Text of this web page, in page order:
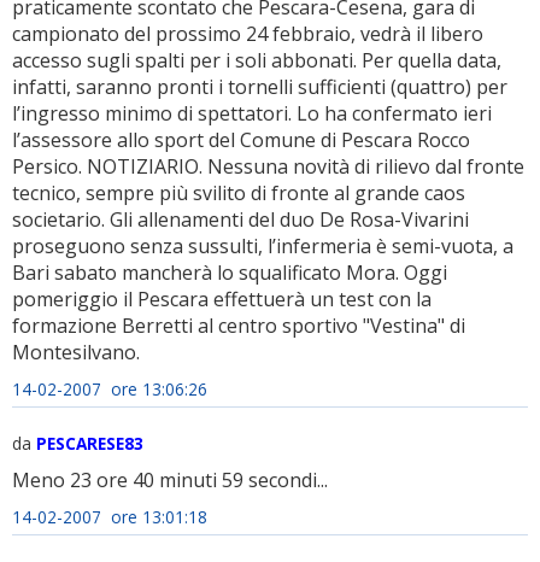
praticamente scontato che Pescara-Cesena, gara di
campionato del prossimo 24 febbraio, vedrà il libero
accesso sugli spalti per i soli abbonati. Per quella data,
infatti, saranno pronti i tornelli sufficienti (quattro) per
l’ingresso minimo di spettatori. Lo ha confermato ieri
l’assessore allo sport del Comune di Pescara Rocco
Persico. NOTIZIARIO. Nessuna novità di rilievo dal fronte
tecnico, sempre più svilito di fronte al grande caos
societario. Gli allenamenti del duo De Rosa-Vivarini
proseguono senza sussulti, l’infermeria è semi-vuota, a
Bari sabato mancherà lo squalificato Mora. Oggi
pomeriggio il Pescara effettuerà un test con la
formazione Berretti al centro sportivo "Vestina" di
Montesilvano.
14-02-2007 ore 13:06:26
da PESCARESE83
Meno 23 ore 40 minuti 59 secondi...
14-02-2007 ore 13:01:18